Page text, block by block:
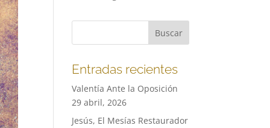
Entradas recientes
Valentía Ante la Oposición
29 abril, 2026
Jesús, El Mesías Restaurador